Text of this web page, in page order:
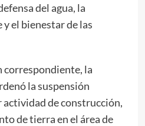
del agua, la
el bienestar de las
la
la suspensión
de construcción,
de tierra en el área de